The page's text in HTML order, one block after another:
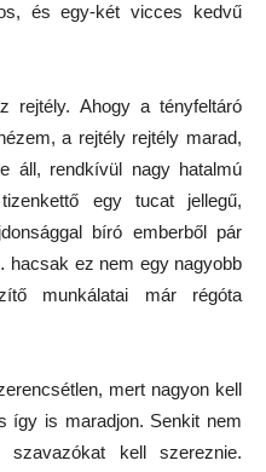
és egy-két vicces kedvű
rejtély. Ahogy a tényfeltáró
a rejtély rejtély marad,
áll, rendkívül nagy hatalmú
egy tucat jellegű,
bíró emberből pár
hacsak ez nem egy nagyobb
munkálatai már régóta
mert nagyon kell
így is maradjon. Senkit nem
szavazókat kell szereznie.